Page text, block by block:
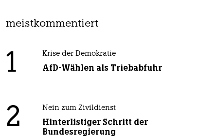
meistkommentiert
1 Krise der Demokratie
AfD-Wählen als Triebabfuhr
2 Nein zum Zivildienst
Hinterlistiger Schritt der
Bundesregierung